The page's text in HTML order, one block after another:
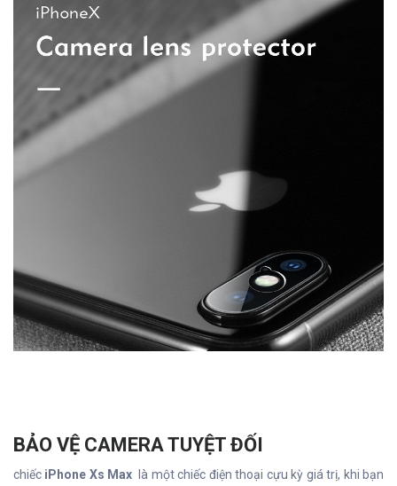
BẢO VỆ CAMERA TUYỆT ĐỐI
chiếc iPhone Xs Max
là một chiếc điện thoại cựu kỳ giá trị, khi bạn